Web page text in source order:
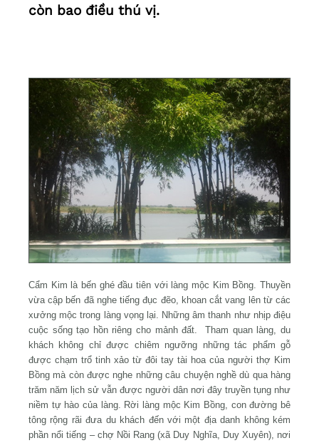
còn bao điều thú vị.
Cẩm Kim là bến ghé đầu tiên với làng mộc Kim Bồng. Thuyền
vừa cập bến đã nghe tiếng đục đẽo, khoan cắt vang lên từ các
xưởng mộc trong làng vọng lại. Những âm thanh như nhịp điệu
cuộc sống tạo hồn riêng cho mảnh đất. Tham quan làng, du
khách không chỉ được chiêm ngưỡng những tác phẩm gỗ
được chạm trổ tinh xảo từ đôi tay tài hoa của người thợ Kim
Bồng mà còn được nghe những câu chuyện nghề dù qua hàng
trăm năm lịch sử vẫn được người dân nơi đây truyền tụng như
niềm tự hào của làng. Rời làng mộc Kim Bồng, con đường bê
tông rộng rãi đưa du khách đến với một địa danh không kém
phần nổi tiếng – chợ Nồi Rang (xã Duy Nghĩa, Duy Xuyên), nơi